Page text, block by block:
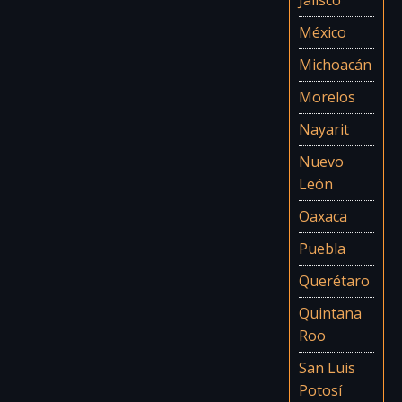
mehr als sechzig eigenen Sprachen. Jede
dieser Ethnien lebt ihre eigene Kultur und
[…weiterlesen]
Mexikos Märkte – Tausend Jahre
David Yetman reist heute nach Tenochtitlan,
in die alte Hauptstadt des Aztekenreichs, die
für zahlreiche große Märkte bekannt war.
[…weiterlesen]
Doku – Reise durch Amerika –
México
Michoacán
Morelos
Nayarit
Nuevo
León
Oaxaca
Puebla
Querétaro
Quintana
Roo
San Luis
Potosí